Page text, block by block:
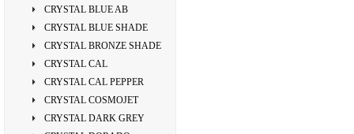
CRYSTAL BLUE AB
CRYSTAL BLUE SHADE
CRYSTAL BRONZE SHADE
CRYSTAL CAL
CRYSTAL CAL PEPPER
CRYSTAL COSMOJET
CRYSTAL DARK GREY